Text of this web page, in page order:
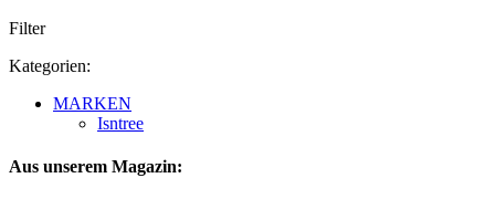
Filter
Kategorien:
MARKEN
Isntree
Aus unserem Magazin: